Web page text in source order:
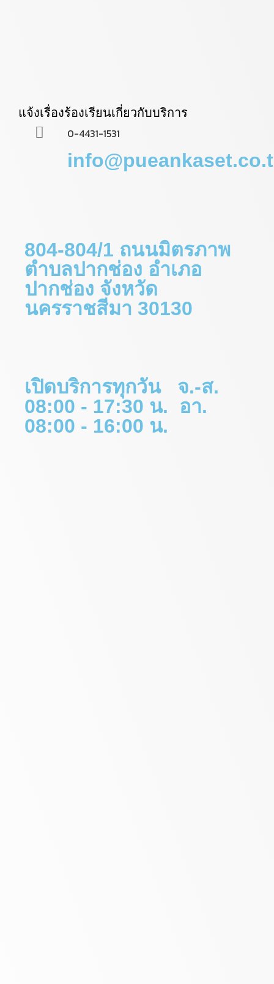
แจ้งเรื่องร้องเรียนเกี่ยวกับบริการ
0-4431-1531
804-804/1 ถนนมิตรภาพ
ตำบลปากช่อง อำเภอ
ปากช่อง จังหวัด
นครราชสีมา 30130
เปิดบริการทุกวัน จ.-ส.
08:00 - 17:30 น. อา.
08:00 - 16:00 น.